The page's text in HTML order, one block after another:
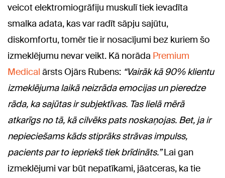
veicot elektromiogrāfiju muskulī tiek ievadīta
smalka adata, kas var radīt sāpju sajūtu,
diskomfortu, tomēr tie ir nosacījumi bez kuriem šo
izmeklējumu nevar veikt. Kā norāda Premium
Medical ārsts Ojārs Rubens: “Vairāk kā 90% klientu
izmeklējuma laikā neizrāda emocijas un pieredze
rāda, ka sajūtas ir subjektīvas. Tas lielā mērā
atkarīgs no tā, kā cilvēks pats noskaņojas. Bet, ja ir
nepieciešams kāds stiprāks strāvas impulss,
pacients par to iepriekš tiek brīdināts.”Lai gan
izmeklējumi var būt nepatīkami, jāatceras, ka tie